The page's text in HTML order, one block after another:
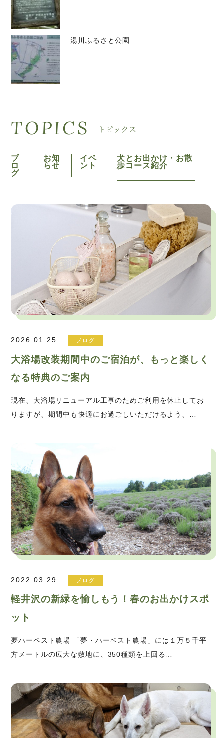
湯川ふるさと公園
TOPICS トピックス
ブ
ロ
グ
お知
らせ
イベ
ント
犬とお出かけ・お散
歩コース紹介
2026.01.25 ブログ
大浴場改装期間中のご宿泊が、もっと楽しく
なる特典のご案内
現在、大浴場リニューアル工事のためご利用を休止してお
りますが、期間中も快適にお過ごしいただけるよう、…
2022.03.29 ブログ
軽井沢の新緑を愉しもう！春のお出かけスポ
ット
夢ハーベスト農場 「夢・ハーベスト農場」には１万５千平
方メートルの広大な敷地に、350種類を上回る…